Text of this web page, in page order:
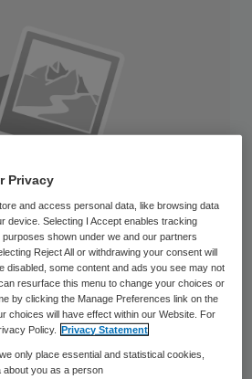
bij een zorg- of
werkt, dan heeft u vast
gehad met het
Privacy
and access personal data, like browsing data
device. Selecting I Accept enables tracking
shown under we and our partners
Reject All or withdrawing your consent will
disabled, some content and ads you see may not
resurface this menu to change your choices or
by clicking the Manage Preferences link on the
choices will have effect within our Website. For
Policy.
Privacy Statement
only place essential and statistical cookies,
about you as a person